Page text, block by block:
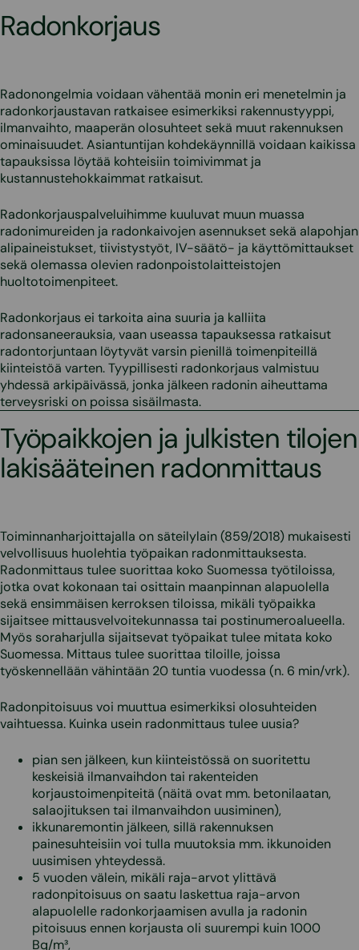
Radonkorjaus
Radonongelmia voidaan vähentää monin eri menetelmin ja
radonkorjaustavan ratkaisee esimerkiksi rakennustyyppi,
ilmanvaihto, maaperän olosuhteet sekä muut rakennuksen
ominaisuudet. Asiantuntijan kohdekäynnillä voidaan kaikissa
tapauksissa löytää kohteisiin toimivimmat ja
kustannustehokkaimmat ratkaisut.
Radonkorjauspalveluihimme kuuluvat muun muassa
radonimureiden ja radonkaivojen asennukset sekä alapohjan
alipaineistukset, tiivistystyöt, IV-säätö- ja käyttömittaukset
sekä olemassa olevien radonpoistolaitteistojen
huoltotoimenpiteet.
Radonkorjaus ei tarkoita aina suuria ja kalliita
radonsaneerauksia, vaan useassa tapauksessa ratkaisut
radontorjuntaan löytyvät varsin pienillä toimenpiteillä
kiinteistöä varten. Tyypillisesti radonkorjaus valmistuu
yhdessä arkipäivässä, jonka jälkeen radonin aiheuttama
terveysriski on poissa sisäilmasta.
Työpaikkojen ja julkisten tilojen
lakisääteinen radonmittaus
Toiminnanharjoittajalla on säteilylain (859/2018) mukaisesti
velvollisuus huolehtia työpaikan radonmittauksesta.
Radonmittaus tulee suorittaa koko Suomessa työtiloissa,
jotka ovat kokonaan tai osittain maanpinnan alapuolella
sekä ensimmäisen kerroksen tiloissa, mikäli työpaikka
sijaitsee mittausvelvoitekunnassa tai postinumeroalueella.
Myös soraharjulla sijaitsevat työpaikat tulee mitata koko
Suomessa. Mittaus tulee suorittaa tiloille, joissa
työskennellään vähintään 20 tuntia vuodessa (n. 6 min/vrk).
Radonpitoisuus voi muuttua esimerkiksi olosuhteiden
vaihtuessa. Kuinka usein radonmittaus tulee uusia?
pian sen jälkeen, kun kiinteistössä on suoritettu
keskeisiä ilmanvaihdon tai rakenteiden
korjaustoimenpiteitä (näitä ovat mm. betonilaatan,
salaojituksen tai ilmanvaihdon uusiminen),
ikkunaremontin jälkeen, sillä rakennuksen
painesuhteisiin voi tulla muutoksia mm. ikkunoiden
uusimisen yhteydessä.
5 vuoden välein, mikäli raja-arvot ylittävä
radonpitoisuus on saatu laskettua raja-arvon
alapuolelle radonkorjaamisen avulla ja radonin
pitoisuus ennen korjausta oli suurempi kuin 1000
Bq/m³,